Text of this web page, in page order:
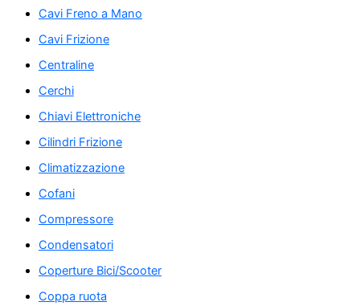
Cavi Freno a Mano
Cavi Frizione
Centraline
Cerchi
Chiavi Elettroniche
Cilindri Frizione
Climatizzazione
Cofani
Compressore
Condensatori
Coperture Bici/Scooter
Coppa ruota